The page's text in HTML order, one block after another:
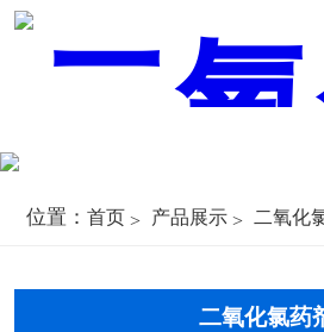
位置： 首页 产品展示 二氧化
二氧化氯药